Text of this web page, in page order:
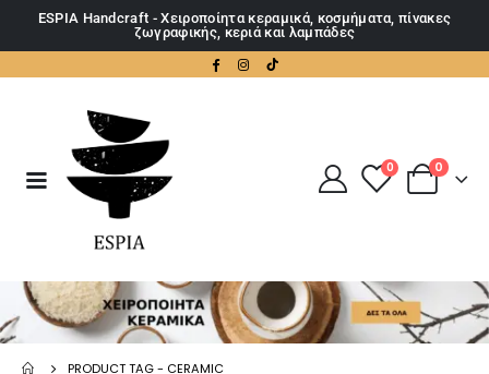
ESPIA Handcraft - Χειροποίητα κεραμικά, κοσμήματα, πίνακες
ζωγραφικής, κεριά και λαμπάδες
0 0
PRODUCT TAG - CERAMIC